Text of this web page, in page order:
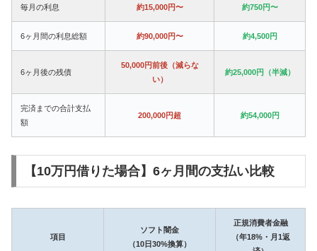
毎月の利息 約15,000円〜 約750円〜
6ヶ月間の利息総額 約90,000円〜 約4,500円
6ヶ月後の残債
50,000円前後（減らな
い）
約25,000円（半減）
完済までの合計支払
額
200,000円超 約54,000円
【10万円借りた場合】6ヶ月間の支払い比較
項目
ソフト闇金
（10日30%換算）
正規消費者金融
（年18%・月1返